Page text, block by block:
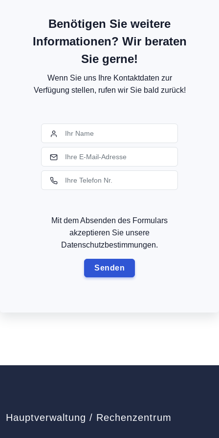
Benötigen Sie weitere
Informationen? Wir beraten
Sie gerne!
Wenn Sie uns Ihre Kontaktdaten zur
Verfügung stellen, rufen wir Sie bald zurück!
Mit dem Absenden des Formulars
akzeptieren Sie unsere
Datenschutzbestimmungen.
Hauptverwaltung / Rechenzentrum